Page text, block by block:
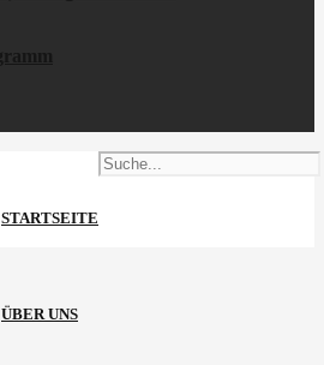
STARTSEITE
ÜBER UNS